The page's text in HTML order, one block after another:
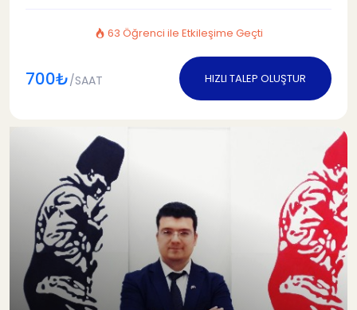
63 Öğrenci ile Etkileşime Geçti
700₺/SAAT HIZLI TALEP OLUŞTUR